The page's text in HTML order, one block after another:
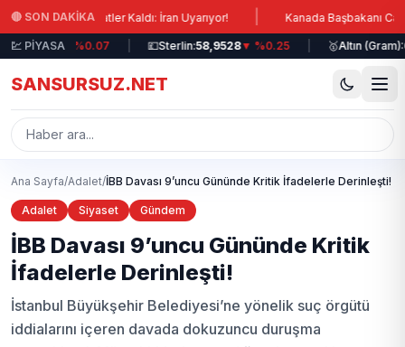
Ana içeriğe atla
🔴 SON DAKİKA
Saatler Kaldı: İran Uyarıyor! | Kanada Başbakanı Carney:
💹 PİYASA
▼ %0.07 | Sterlin:58,9528▼ %0.25 | Altın (Gram):
SANSURSUZ.NET
Ana Sayfa/Adalet/İBB Davası 9’uncu Gününde Kritik İfadelerle Derinleşti!
Adalet Siyaset Gündem
İBB Davası 9’uncu Gününde Kritik
İfadelerle Derinleşti!
İstanbul Büyükşehir Belediyesi’ne yönelik suç örgütü
iddialarını içeren davada dokuzuncu duruşma